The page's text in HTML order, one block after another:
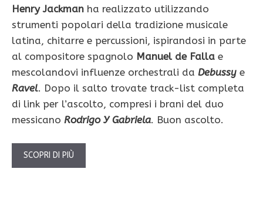
Henry Jackman ha realizzato utilizzando
strumenti popolari della tradizione musicale
latina, chitarre e percussioni, ispirandosi in parte
al compositore spagnolo Manuel de Falla e
mescolandovi influenze orchestrali da Debussy e
Ravel. Dopo il salto trovate track-list completa
di link per l’ascolto, compresi i brani del duo
messicano Rodrigo Y Gabriela. Buon ascolto.
SCOPRI DI PIÙ